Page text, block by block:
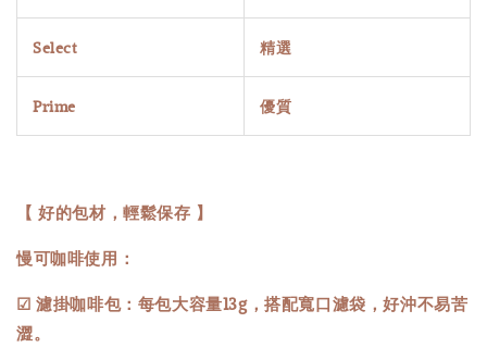
Select 精選
Prime 優質
【 好的包材，輕鬆保存 】
慢可咖啡使用：
☑ 濾掛咖啡包：每包大容量13g，搭配寬口濾袋，好沖不易苦
澀。